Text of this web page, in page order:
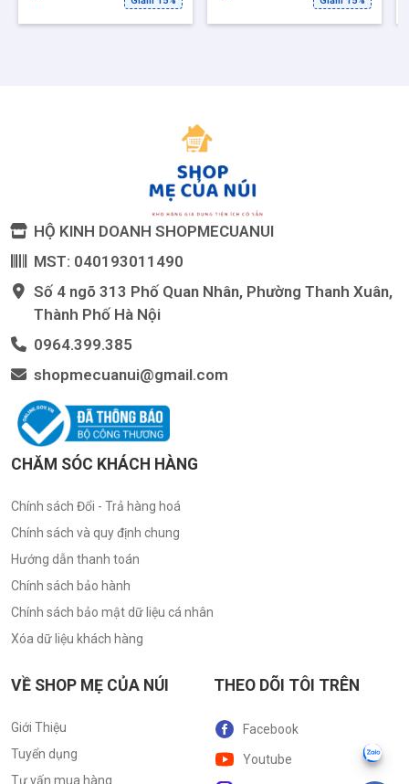
HỘ KINH DOANH SHOPMECUANUI
MST: 040193011490
Số 4 ngõ 313 Phố Quan Nhân, Phường Thanh Xuân,
Thành Phố Hà Nội
0964.399.385
shopmecuanui@gmail.com
CHĂM SÓC KHÁCH HÀNG
Chính sách Đổi - Trả hàng hoá
Chính sách và quy định chung
Hướng dẫn thanh toán
Chính sách bảo hành
Chính sách bảo mật dữ liệu cá nhân
Xóa dữ liệu khách hàng
VỀ SHOP MẸ CỦA NÚI
Giới Thiệu
Tuyển dụng
Tư vấn mua hàng
THEO DÕI TÔI TRÊN
Facebook
Youtube